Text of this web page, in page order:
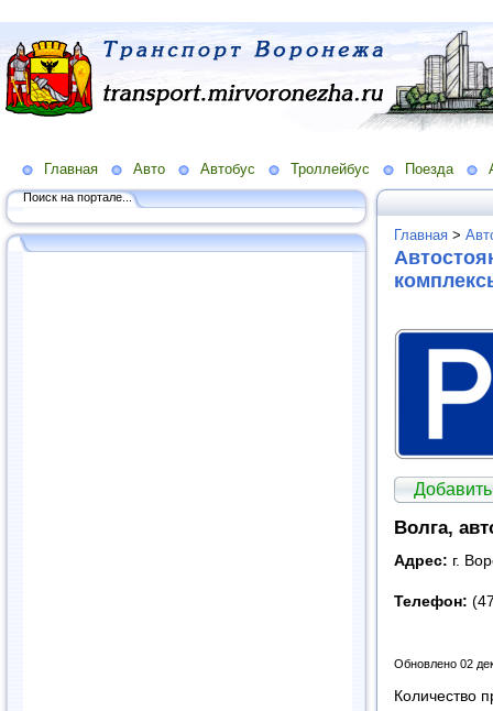
Главная Авто Автобус Троллейбус Поезда
Поиск на портале...
Главная >
Волга,
Адрес: г.
Телефон:
Обновлено 02
Количество